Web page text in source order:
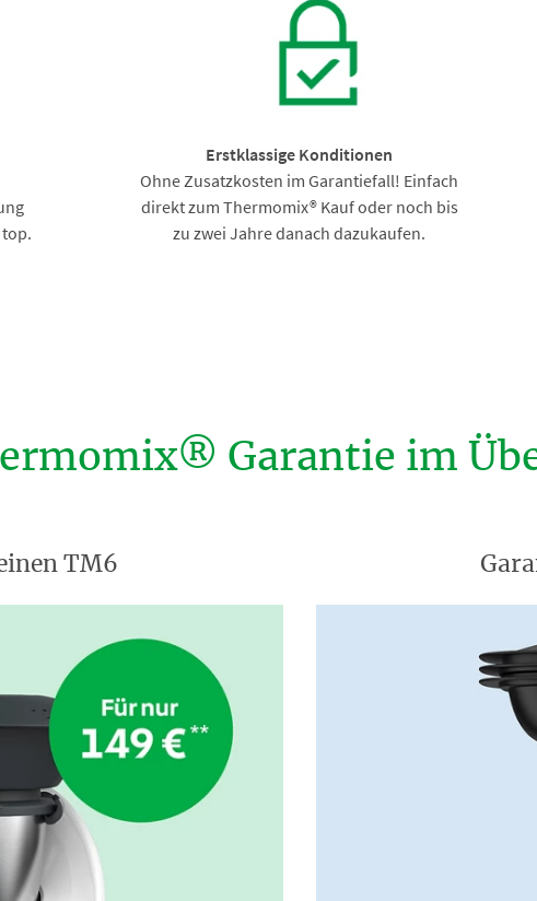
Erstklassige Konditionen
Ohne Zusatzkosten im Garantiefall! Einfach
direkt zum Thermomix® Kauf oder noch bis
zu zwei Jahre danach dazukaufen.
Garantie im
TM6